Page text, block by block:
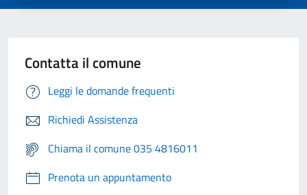
Contatta il comune
Leggi le domande frequenti
Richiedi Assistenza
Chiama il comune 035 4816011
Prenota un appuntamento